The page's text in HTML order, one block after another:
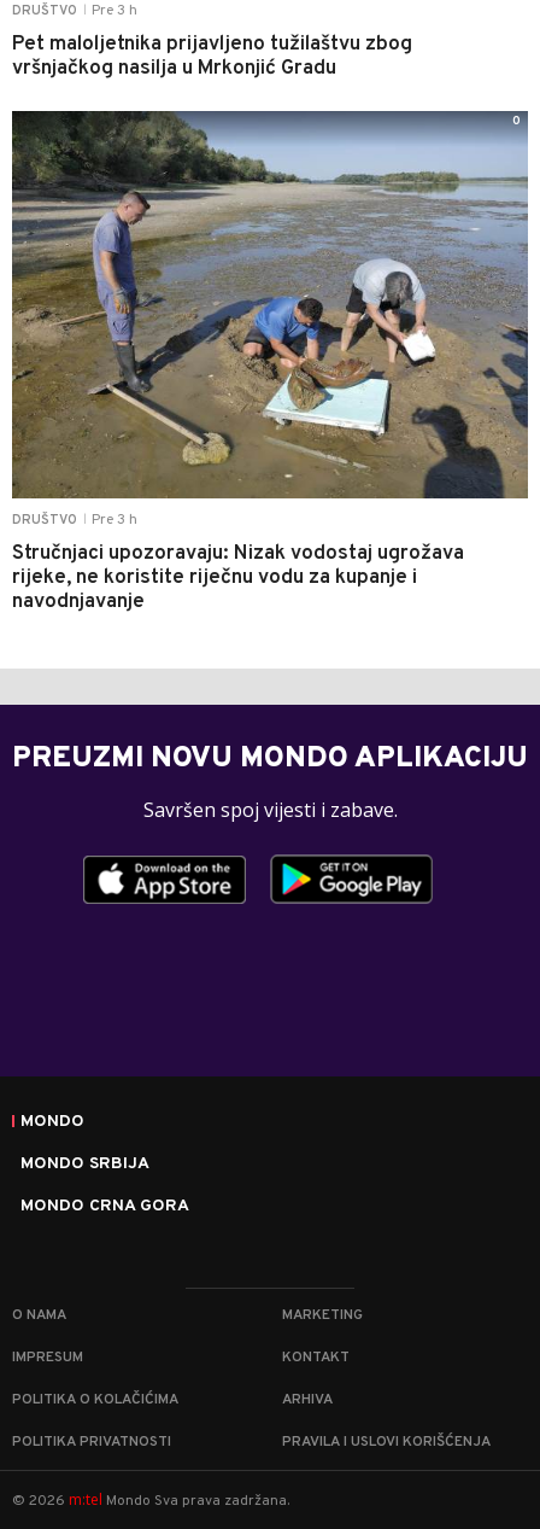
DRUŠTVO Pre 3 h
Pet maloljetnika prijavljeno tužilaštvu zbog
vršnjačkog nasilja u Mrkonjić Gradu
DRUŠTVO Pre 3 h
Stručnjaci upozoravaju: Nizak vodostaj ugrožava
rijeke, ne koristite riječnu vodu za kupanje i
navodnjavanje
0
PREUZMI NOVU MONDO APLIKACIJU
Savršen spoj vijesti i zabave.
MONDO
MONDO SRBIJA
MONDO CRNA GORA
O NAMA MARKETING
IMPRESUM KONTAKT
POLITIKA O KOLAČIĆIMA ARHIVA
POLITIKA PRIVATNOSTI PRAVILA I USLOVI KORIŠĆENJA
© 2026 m:tel Mondo Sva prava zadržana.